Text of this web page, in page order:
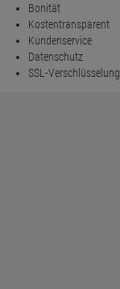
Bonität
Kostentransparent
Kundenservice
Datenschutz
SSL-Verschlüsselung